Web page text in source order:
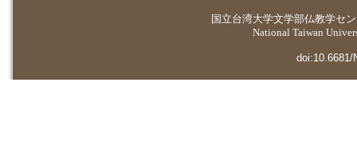
国立台湾大学文学部仏教学セ
National Taiwan
doi:10.6681/